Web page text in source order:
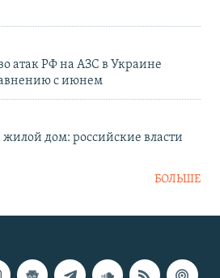
атак РФ на АЗС в Украине
с июнем
дом: российские власти
БОЛЬШЕ